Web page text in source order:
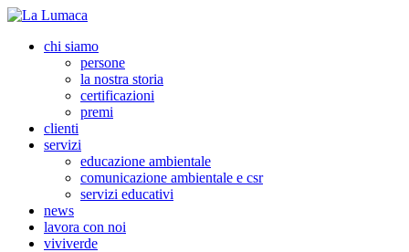
chi siamo
persone
la nostra storia
certificazioni
premi
clienti
servizi
educazione ambientale
comunicazione ambientale e csr
servizi educativi
news
lavora con noi
viviverde